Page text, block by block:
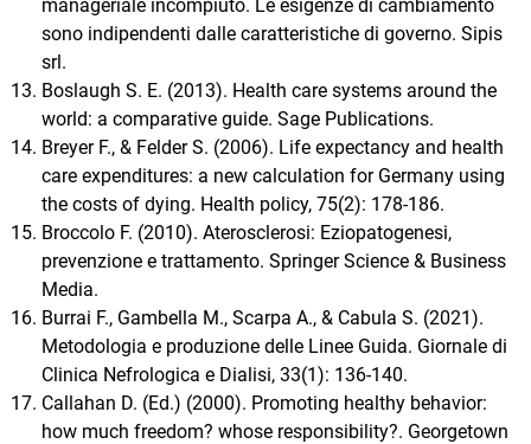
manageriale incompiuto. Le esigenze di cambiamento
sono indipendenti dalle caratteristiche di governo. Sipis
srl.
Boslaugh S. E. (2013). Health care systems around the
world: a comparative guide. Sage Publications.
Breyer F., & Felder S. (2006). Life expectancy and health
care expenditures: a new calculation for Germany using
the costs of dying. Health policy, 75(2): 178-186.
Broccolo F. (2010). Aterosclerosi: Eziopatogenesi,
prevenzione e trattamento. Springer Science & Business
Media.
Burrai F., Gambella M., Scarpa A., & Cabula S. (2021).
Metodologia e produzione delle Linee Guida. Giornale di
Clinica Nefrologica e Dialisi, 33(1): 136-140.
Callahan D. (Ed.) (2000). Promoting healthy behavior:
how much freedom? whose responsibility?. Georgetown